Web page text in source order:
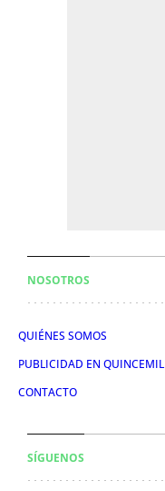
NOSOTROS
QUIÉNES SOMOS
PUBLICIDAD EN QUINCEMIL
CONTACTO
SÍGUENOS